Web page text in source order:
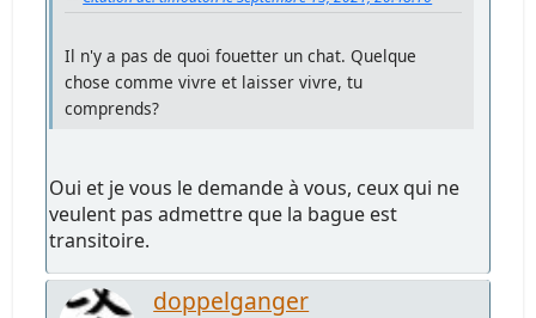
Il n'y a pas de quoi fouetter un chat. Quelque
chose comme vivre et laisser vivre, tu
comprends?
Oui et je vous le demande à vous, ceux qui ne
veulent pas admettre que la bague est
transitoire.
doppelganger